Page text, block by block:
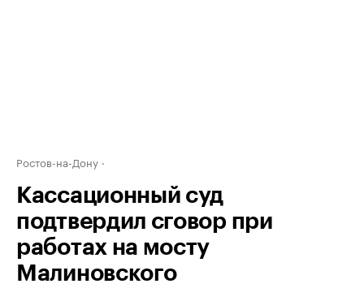
Ростов-на-Дону
Кассационный суд
подтвердил сговор при
работах на мосту
Малиновского